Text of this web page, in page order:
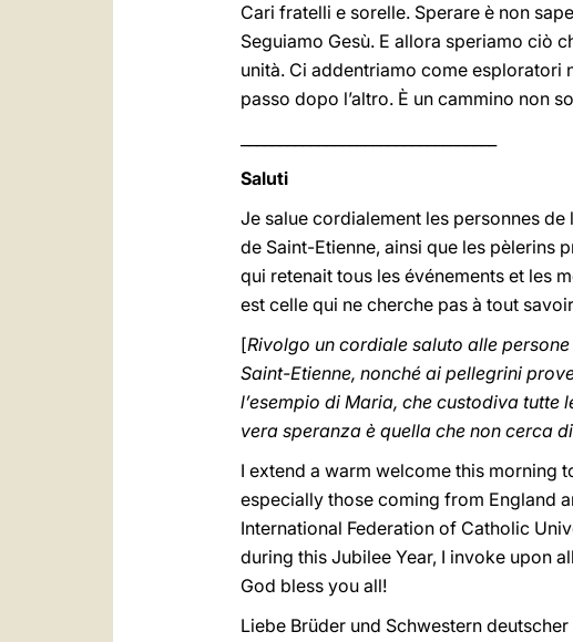
Cari fratelli e sorelle. Sperare è non
Seguiamo Gesù. E allora speriamo ciò
unità. Ci addentriamo come esploratori
passo dopo l’altro. È un cammino non
Saluti
Je salue cordialement les personnes
de Saint-Etienne, ainsi que les pèlerins
qui retenait tous les événements et les
est celle qui ne cherche pas à tout
[Rivolgo un cordiale saluto alle
Saint-Etienne, nonché ai pellegrini
l’esempio di Maria, che custodiva tutte
vera speranza è quella che non cerca
I extend a warm welcome this morning
especially those coming from England
International Federation of Catholic
during this Jubilee Year, I invoke upon
God bless you all!
Liebe Brüder und Schwestern